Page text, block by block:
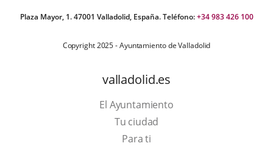
Plaza Mayor, 1. 47001 Valladolid, España. Teléfono:+34 983 426 100
Copyright 2025 - Ayuntamiento de Valladolid
valladolid.es
El Ayuntamiento
Tu ciudad
Para ti